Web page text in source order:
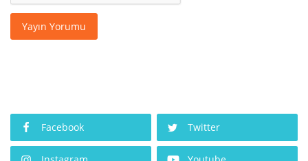
Yayın Yorumu
Facebook Twitter